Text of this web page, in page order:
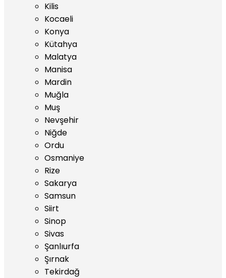
Kilis
Kocaeli
Konya
Kütahya
Malatya
Manisa
Mardin
Muğla
Muş
Nevşehir
Niğde
Ordu
Osmaniye
Rize
Sakarya
Samsun
Siirt
Sinop
Sivas
Şanlıurfa
Şırnak
Tekirdağ